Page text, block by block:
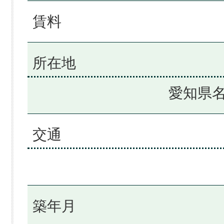
賃料
所在地
愛知県
交通
築年月